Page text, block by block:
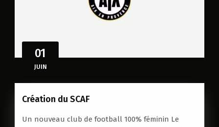
01
JUIN
Création du SCAF
Un nouveau club de football 100% féminin Le